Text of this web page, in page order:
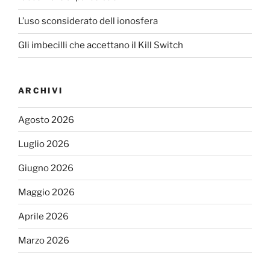
L’uso sconsiderato dell ionosfera
Gli imbecilli che accettano il Kill Switch
ARCHIVI
Agosto 2026
Luglio 2026
Giugno 2026
Maggio 2026
Aprile 2026
Marzo 2026